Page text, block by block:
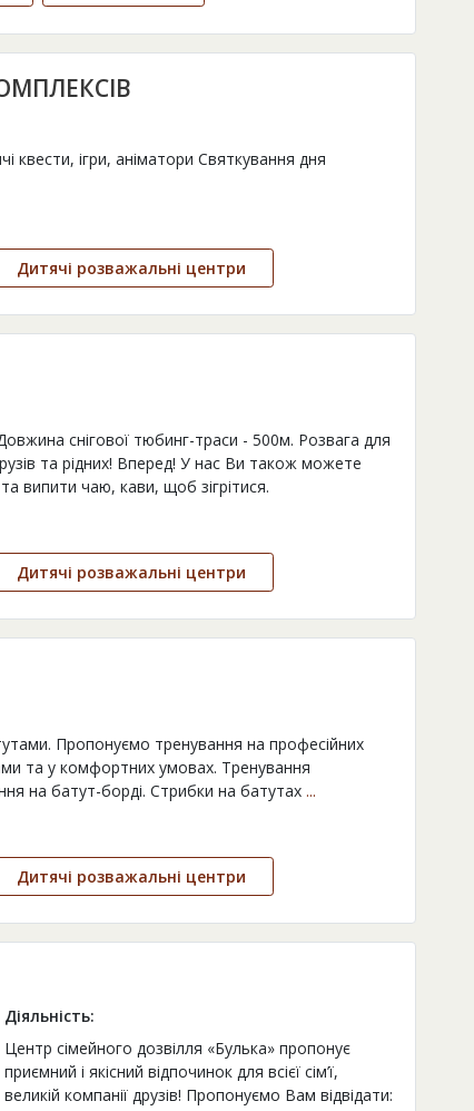
квести, ігри, аніматори Святкування дня
Дитячі розважальні центри
снігової тюбинг-траси - 500м. Розвага для
та рідних! Вперед! У нас Ви також можете
випити чаю, кави, щоб зігрітися.
Дитячі розважальні центри
Пропонуємо тренування на професійних
та у комфортних умовах. Тренування
на батут-борді. Стрибки на батутах ...
Дитячі розважальні центри
Діяльність:
Центр сімейного дозвілля «Булька» пропонує
приємний і якісний відпочинок для всієї сім’ї,
великій компанії друзів! Пропонуємо Вам відвідати: